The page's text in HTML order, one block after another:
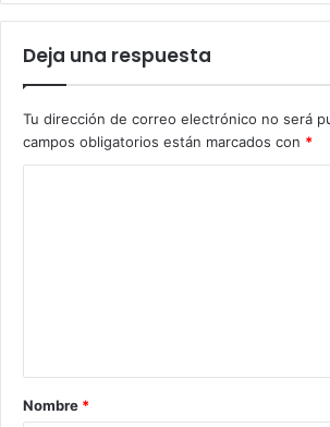
Deja una respuesta
Tu dirección de correo electrónico no será
campos obligatorios están marcados con *
Nombre *